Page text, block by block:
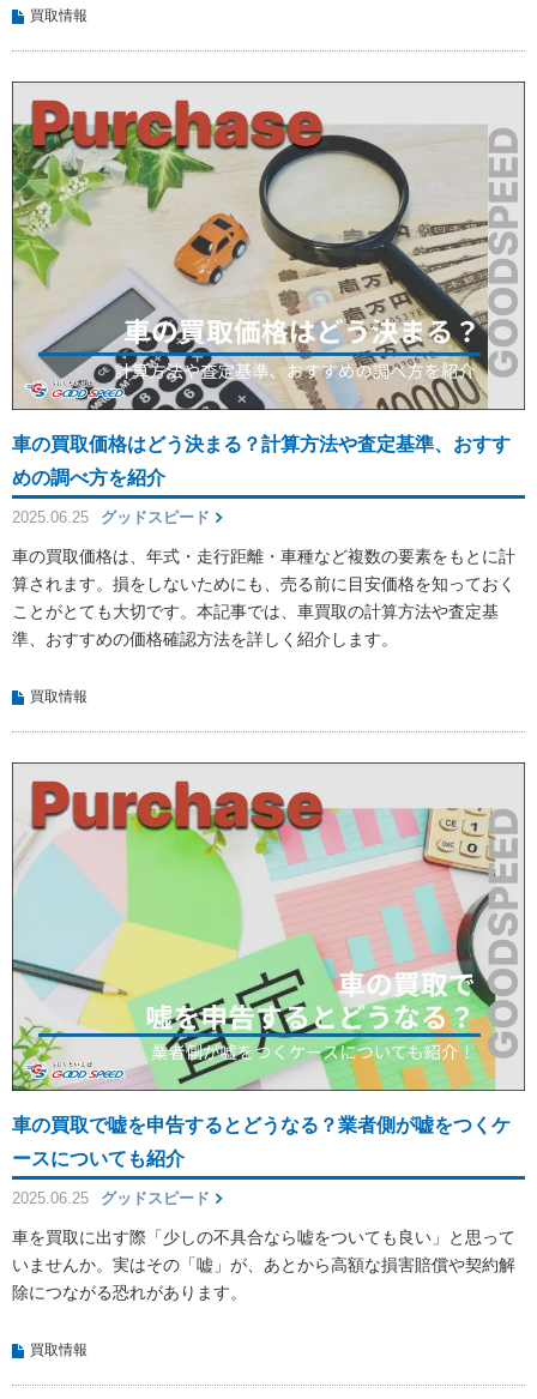
買取情報
車の買取価格はどう決まる？計算方法や査定基準、おすす
めの調べ方を紹介
2025.06.25 グッドスピード
車の買取価格は、年式・走行距離・車種など複数の要素をもとに計
算されます。損をしないためにも、売る前に目安価格を知っておく
ことがとても大切です。本記事では、車買取の計算方法や査定基
準、おすすめの価格確認方法を詳しく紹介します。
買取情報
車の買取で嘘を申告するとどうなる？業者側が嘘をつくケ
ースについても紹介
2025.06.25 グッドスピード
車を買取に出す際「少しの不具合なら嘘をついても良い」と思って
いませんか。実はその「嘘」が、あとから高額な損害賠償や契約解
除につながる恐れがあります。
買取情報